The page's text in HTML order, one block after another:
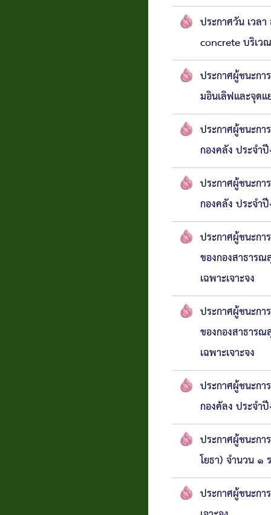
ประกาศวัน เวล
concrete บริเว
ประกาศผู้ชนะกา
มอินเลิฟและจุด
ประกาศผู้ชนะกา
กองคลัง ประจำ
ประกาศผู้ชนะก
กองคลัง ประจำ
ประกาศผู้ชนะกา
ของกองสาธาร
เฉพาะเจาะจง
ประกาศผู้ชนะกา
ของกองสาธาร
เฉพาะเจาะจง
ประกาศผู้ชนะก
กองคัลง ประจำ
ประกาศผู้ชนะกา
โยธา) จำนวน ๑
ประกาศผู้ชนะกา